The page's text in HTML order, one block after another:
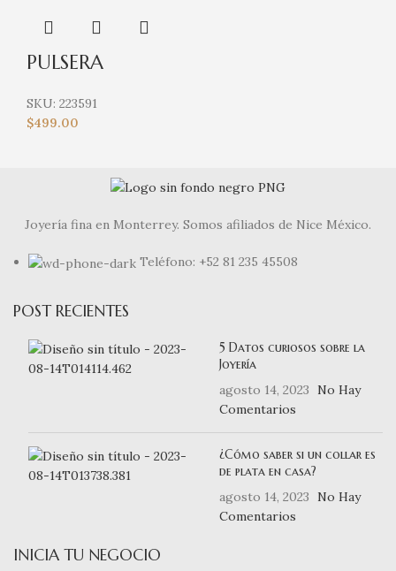
PULSERA
SKU: 223591
$499.00
Joyería fina en Monterrey. Somos afiliados de Nice México.
Teléfono: +52 81 235 45508
POST RECIENTES
5 Datos curiosos sobre la
Joyería
agosto 14, 2023
No Hay
Comentarios
¿Cómo saber si un collar es
de plata en casa?
agosto 14, 2023
No Hay
Comentarios
INICIA TU NEGOCIO